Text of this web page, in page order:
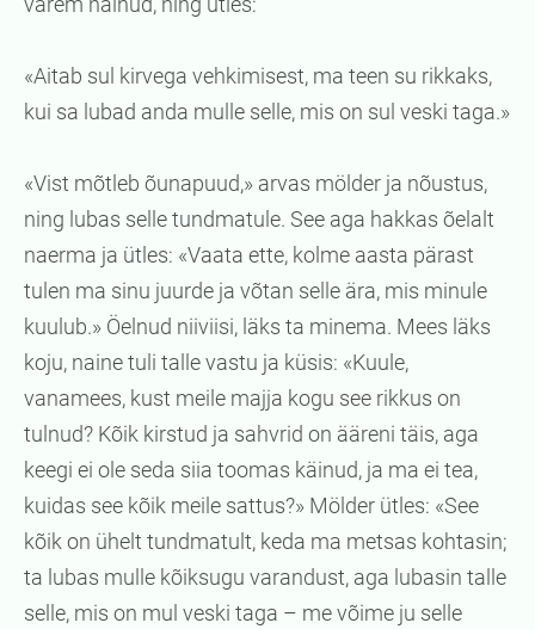
«Aitab sul kirvega vehkimisest, ma teen su rikkaks,
kui sa lubad anda mulle selle, mis on sul veski taga.»
«Vist mõtleb õunapuud,» arvas mölder ja nõustus,
ning lubas selle tundmatule. See aga hakkas õelalt
naerma ja ütles: «Vaata ette, kolme aasta pärast
tulen ma sinu juurde ja võtan selle ära, mis minule
kuulub.» Öelnud niiviisi, läks ta minema. Mees läks
koju, naine tuli talle vastu ja küsis: «Kuule,
vanamees, kust meile majja kogu see rikkus on
tulnud? Kõik kirstud ja sahvrid on ääreni täis, aga
keegi ei ole seda siia toomas käinud, ja ma ei tea,
kuidas see kõik meile sattus?» Mölder ütles: «See
kõik on ühelt tundmatult, keda ma metsas kohtasin;
ta lubas mulle kõiksugu varandust, aga lubasin talle
selle, mis on mul veski taga – me võime ju selle